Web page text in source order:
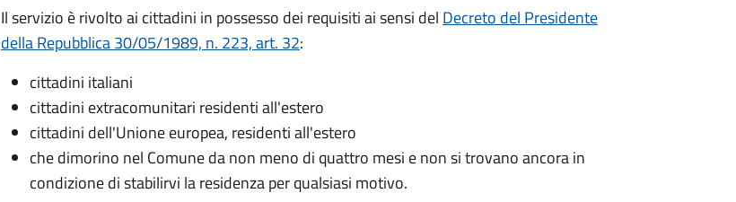
Il servizio è rivolto ai cittadini in possesso dei requisiti ai sensi del Decreto del Presidente
della Repubblica 30/05/1989, n. 223, art. 32:
cittadini italiani
cittadini extracomunitari residenti all'estero
cittadini dell'Unione europea, residenti all'estero
che dimorino nel Comune da non meno di quattro mesi e non si trovano ancora in
condizione di stabilirvi la residenza per qualsiasi motivo.